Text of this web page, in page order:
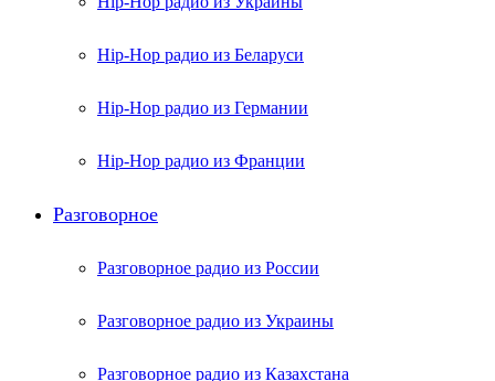
Hip-Hop радио из Беларуси
Hip-Hop радио из Германии
Hip-Hop радио из Франции
Разговорное
Разговорное радио из России
Разговорное радио из Украины
Разговорное радио из Казахстана